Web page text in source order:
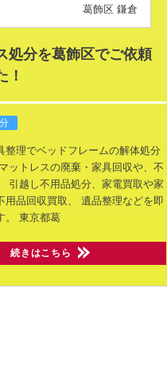
葛飾区 鎌倉
処分を葛飾区でご依頼
！
整理でベッドフレームの解体処分
ットレスの廃棄・家具回収や、不
引越し不用品処分、家電買取や家
品回収買取、
遺品整理などを即
東京都葛
続きはこちら